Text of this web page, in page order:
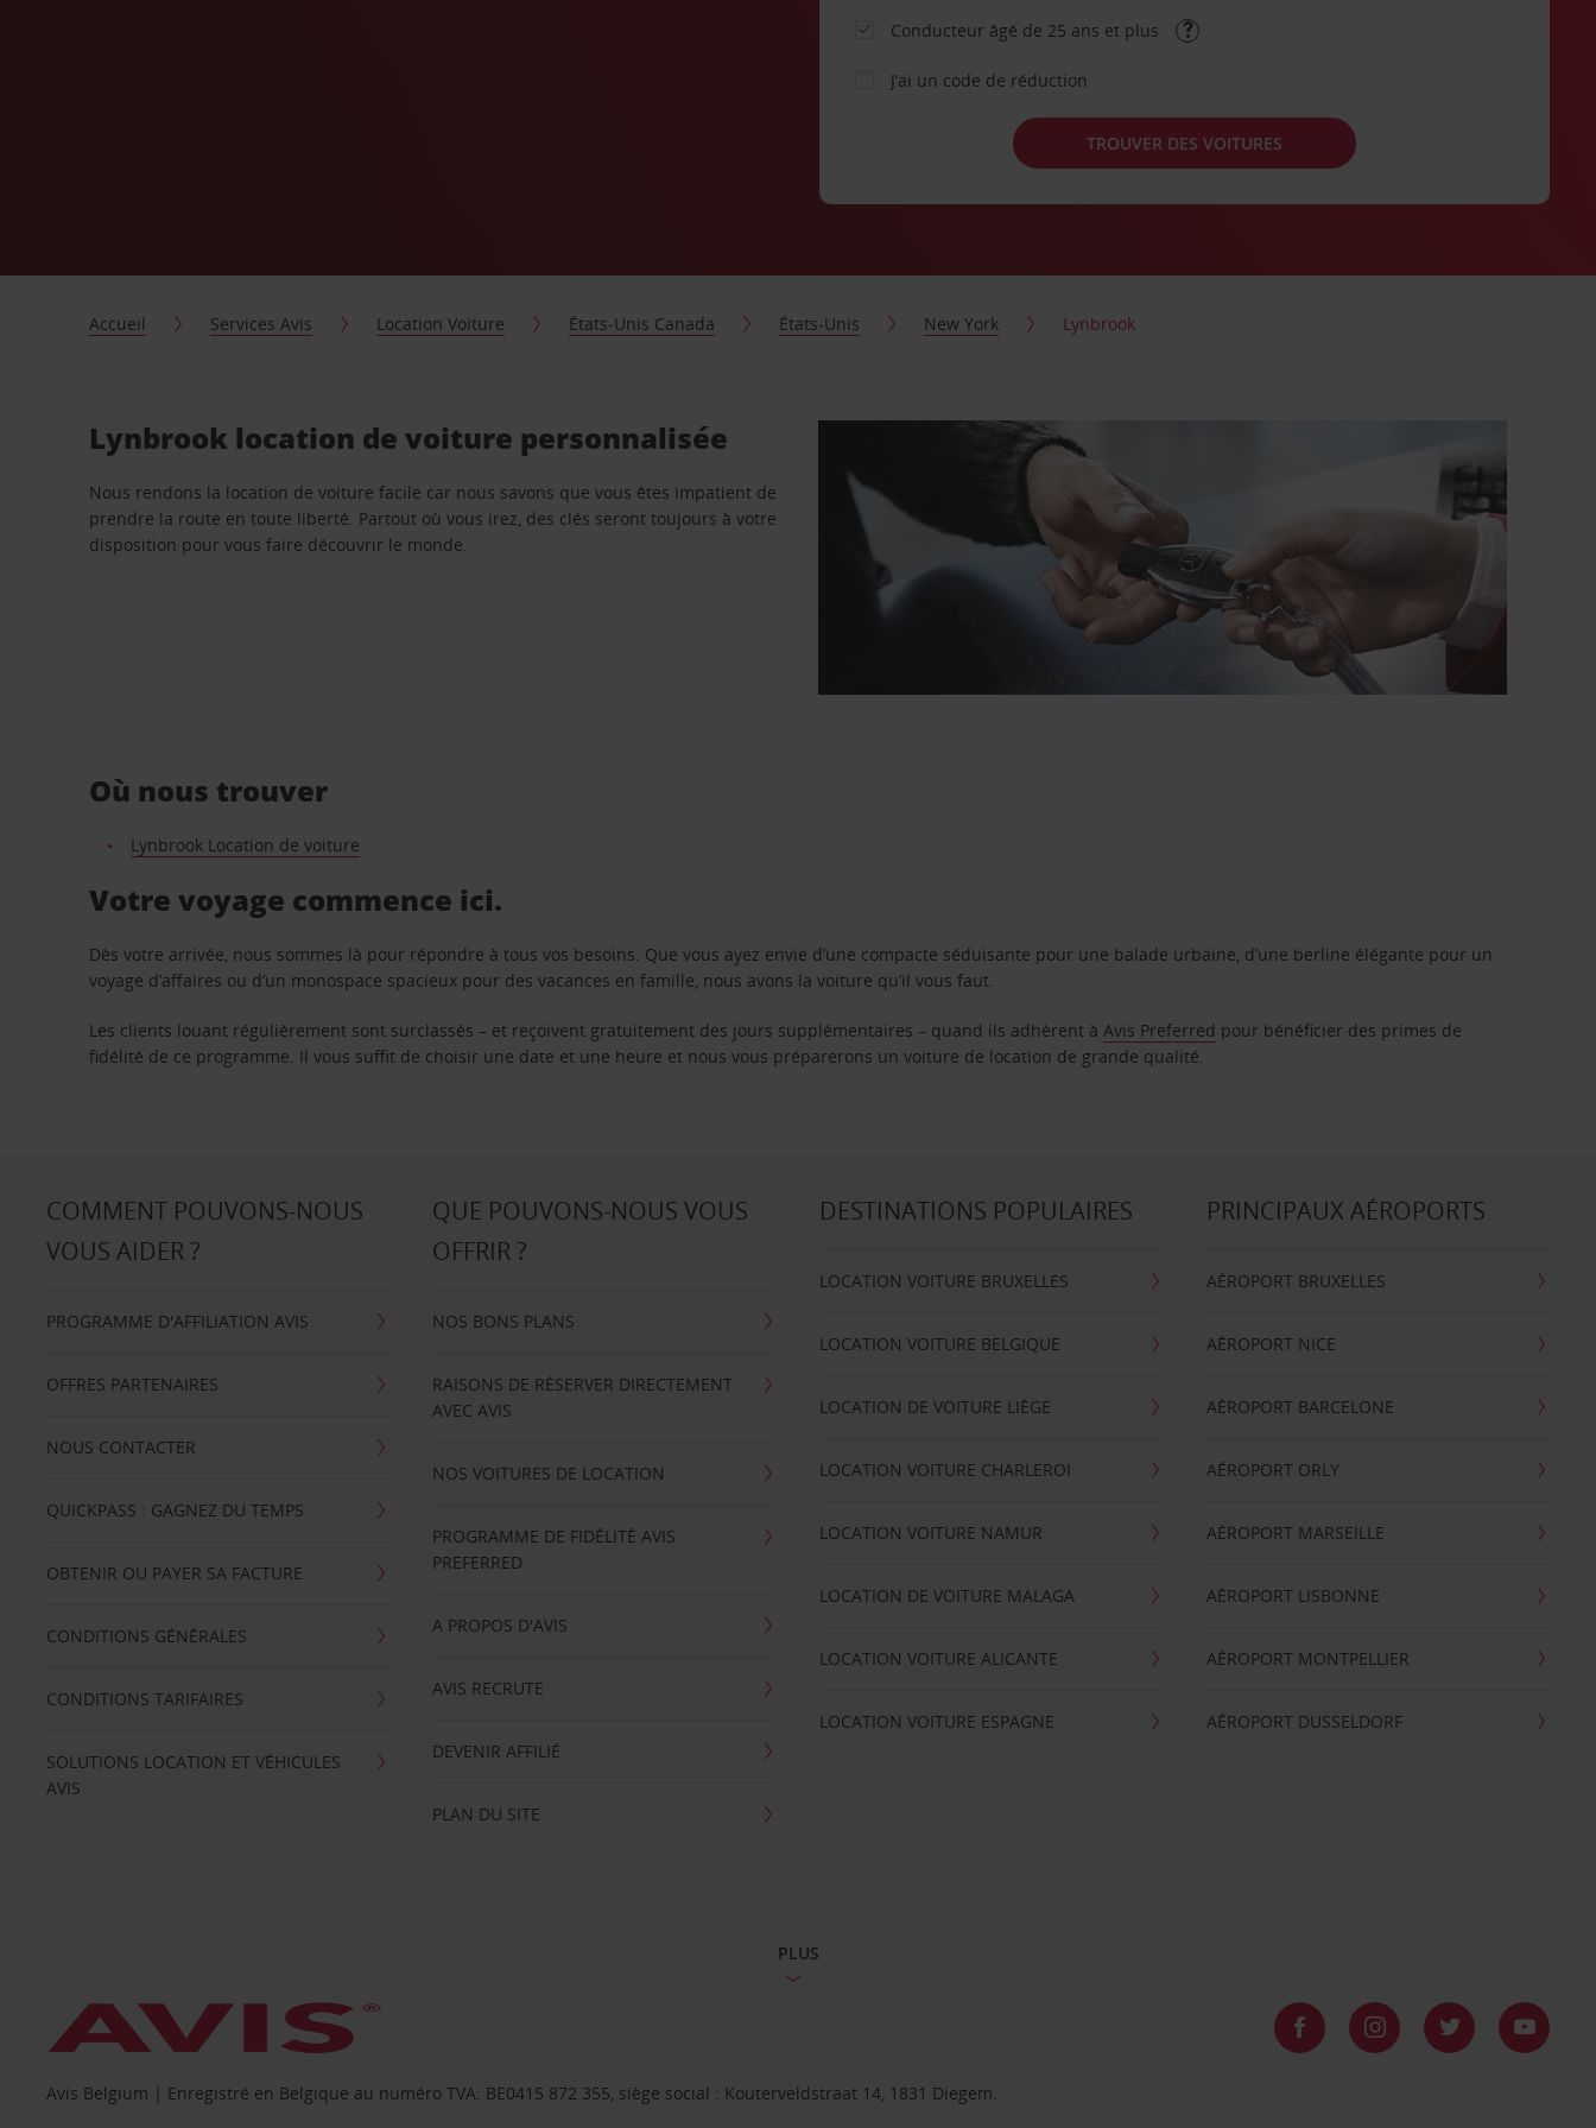
Conducteur âgé de 25 ans et plus
J’ai un code de réduction
TROUVER DES VOITURES
Accueil Services Avis Location Voiture États-Unis Canada États-Unis New York Lynbrook
Lynbrook location de voiture personnalisée
Nous rendons la location de voiture facile car nous savons que vous êtes impatient de
prendre la route en toute liberté. Partout où vous irez, des clés seront toujours à votre
disposition pour vous faire découvrir le monde.
Où nous trouver
Lynbrook Location de voiture
Votre voyage commence ici.
Dès votre arrivée, nous sommes là pour répondre à tous vos besoins. Que vous ayez envie d’une compacte séduisante pour une balade urbaine, d’une berline élégante pour un
voyage d’affaires ou d’un monospace spacieux pour des vacances en famille, nous avons la voiture qu’il vous faut.
Les clients louant régulièrement sont surclassés – et reçoivent gratuitement des jours supplémentaires – quand ils adhèrent àAvis Preferred pour bénéficier des primes de
fidélité de ce programme. Il vous suffit de choisir une date et une heure et nous vous préparerons un voiture de location de grande qualité.
COMMENT POUVONS-NOUS
VOUS AIDER ?
PROGRAMME D'AFFILIATION AVIS
OFFRES PARTENAIRES
NOUS CONTACTER
QUICKPASS : GAGNEZ DU TEMPS
OBTENIR OU PAYER SA FACTURE
CONDITIONS GÉNÉRALES
CONDITIONS TARIFAIRES
SOLUTIONS LOCATION ET VÉHICULES
AVIS
QUE POUVONS-NOUS VOUS
OFFRIR ?
NOS BONS PLANS
RAISONS DE RÉSERVER DIRECTEMENT
AVEC AVIS
NOS VOITURES DE LOCATION
PROGRAMME DE FIDÉLITÉ AVIS
PREFERRED
A PROPOS D'AVIS
AVIS RECRUTE
DEVENIR AFFILIÉ
PLAN DU SITE
DESTINATIONS POPULAIRES
LOCATION VOITURE BRUXELLES
LOCATION VOITURE BELGIQUE
LOCATION DE VOITURE LIÈGE
LOCATION VOITURE CHARLEROI
LOCATION VOITURE NAMUR
LOCATION DE VOITURE MALAGA
LOCATION VOITURE ALICANTE
LOCATION VOITURE ESPAGNE
PRINCIPAUX AÉROPORTS
AÉROPORT BRUXELLES
AÉROPORT NICE
AÉROPORT BARCELONE
AÉROPORT ORLY
AÉROPORT MARSEILLE
AÉROPORT LISBONNE
AÉROPORT MONTPELLIER
AÉROPORT DUSSELDORF
PLUS
Avis Belgium | Enregistré en Belgique au numéro TVA: BE0415 872 355, siège social : Kouterveldstraat 14, 1831 Diegem.